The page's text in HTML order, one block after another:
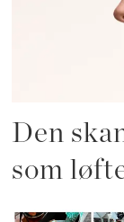
Den
som